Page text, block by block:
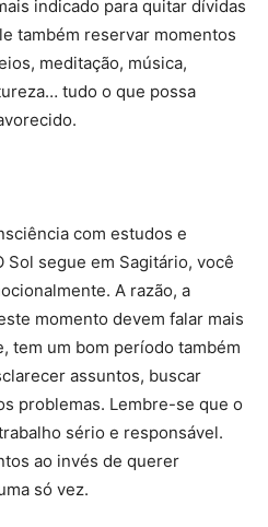
indicado para quitar dívidas
também reservar momentos
meditação, música,
tudo o que possa
com estudos e
Sol segue em Sagitário, você
A razão, a
momento devem falar mais
tem um bom período também
assuntos, buscar
problemas. Lembre-se que o
sério e responsável.
ao invés de querer
só vez.